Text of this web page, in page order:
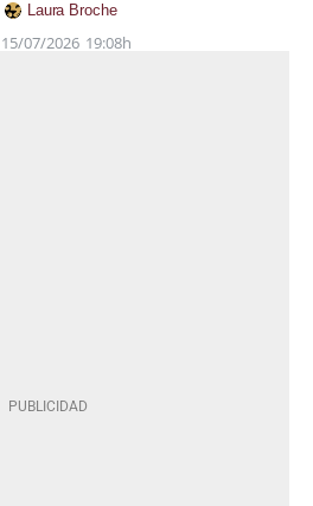
Laura Broche
15/07/2026 19:08h